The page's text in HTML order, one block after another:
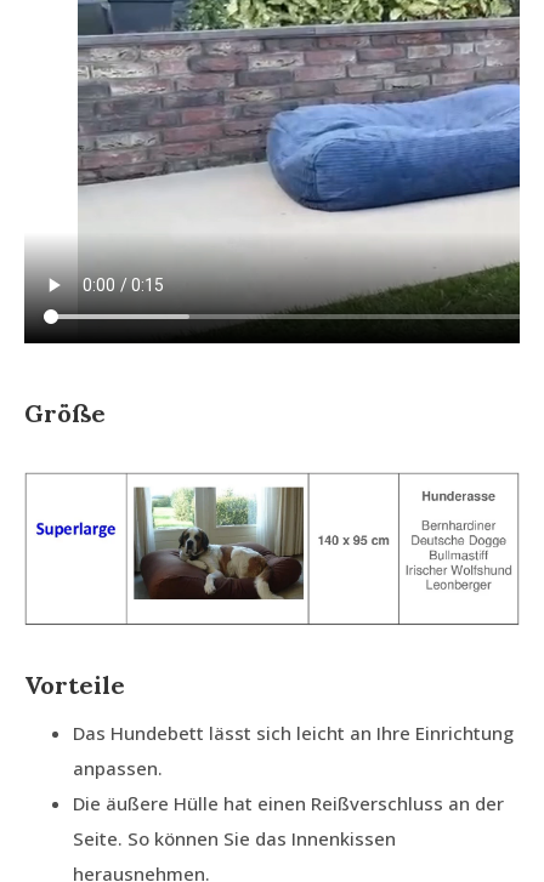
Größe
Vorteile
Das Hundebett lässt sich leicht an Ihre Einrichtung
anpassen.
Die äußere Hülle hat einen Reißverschluss an der
Seite. So können Sie das Innenkissen
herausnehmen.